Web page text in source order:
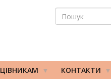
ПОШУК
КОНТАКТИ